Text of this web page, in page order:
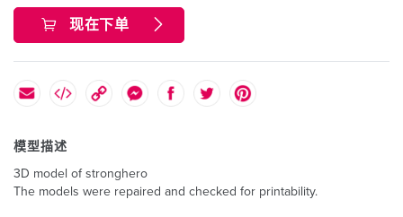
现在下单
模型描述
3D model of stronghero
The models were repaired and checked for printability.